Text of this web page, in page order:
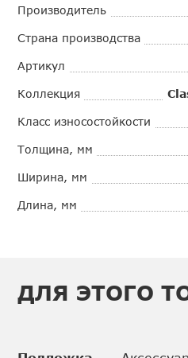
Производитель
Страна производства
Артикул
Коллекция
Класс износостойкости
Толщина, мм
Ширина, мм
Длина, мм
ДЛЯ ЭТОГО